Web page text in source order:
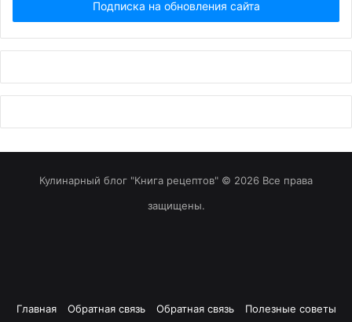
Кулинарный блог "Книга рецептов" © 2026 Все права
защищены.
Главная Обратная связь Обратная связь Полезные советы